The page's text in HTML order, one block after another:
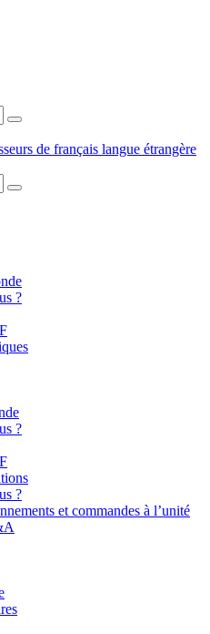
de français langue étrangère
?
?
?
et commandes à l’unité